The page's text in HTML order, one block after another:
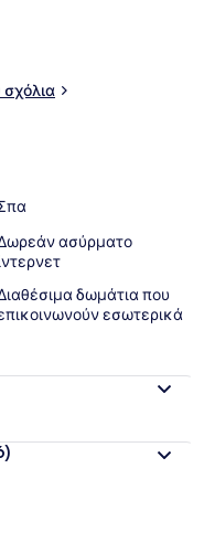
που
επίσης 6
δίπλα στην πισίνα.
για τα άνετα
σχόλια
ασύρματο
δωμάτια που
εσωτερικά